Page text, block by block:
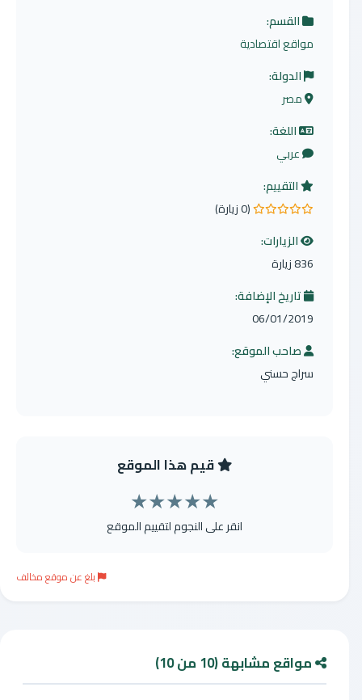
القسم:
مواقع اقتصادية
الدولة:
مصر
اللغة:
عربي
التقييم:
0.0 من 5 نجوم
(0 زيارة)
الزيارات:
836 زيارة
تاريخ الإضافة:
06/01/2019
صاحب الموقع:
سراج حسني
قيم هذا الموقع
★
★
★
★
★
انقر على النجوم لتقييم الموقع
بلغ عن موقع مخالف
مواقع مشابهة (10 من 10)